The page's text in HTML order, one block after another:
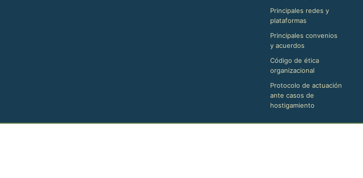
Principales redes y
plataformas
Principales convenios
y acuerdos
Código de ética
organizacional
Protocolo de actuación
ante casos de
hostigamiento